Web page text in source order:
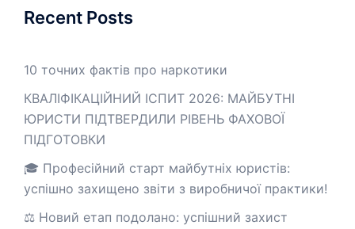
Recent Posts
10 точних фактів про наркотики
КВАЛІФІКАЦІЙНИЙ ІСПИТ 2026: МАЙБУТНІ
ЮРИСТИ ПІДТВЕРДИЛИ РІВЕНЬ ФАХОВОЇ
ПІДГОТОВКИ
🎓 Професійний старт майбутніх юристів:
успішно захищено звіти з виробничої практики!
⚖️ Новий етап подолано: успішний захист